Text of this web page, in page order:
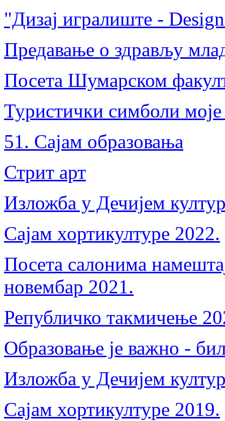
"Дизај игралиште -
Предавање о здрављу
Посета Шумарском
Туристички симболи
51. Сајам образовања
Стрит арт
Изложба у Дечијем
Сајам хортикултуре 2022.
Посета салонима
новембар 2021.
Републичко такмичење
Образовање је важно -
Изложба у Дечијем
Сајам хортикултуре 2019.